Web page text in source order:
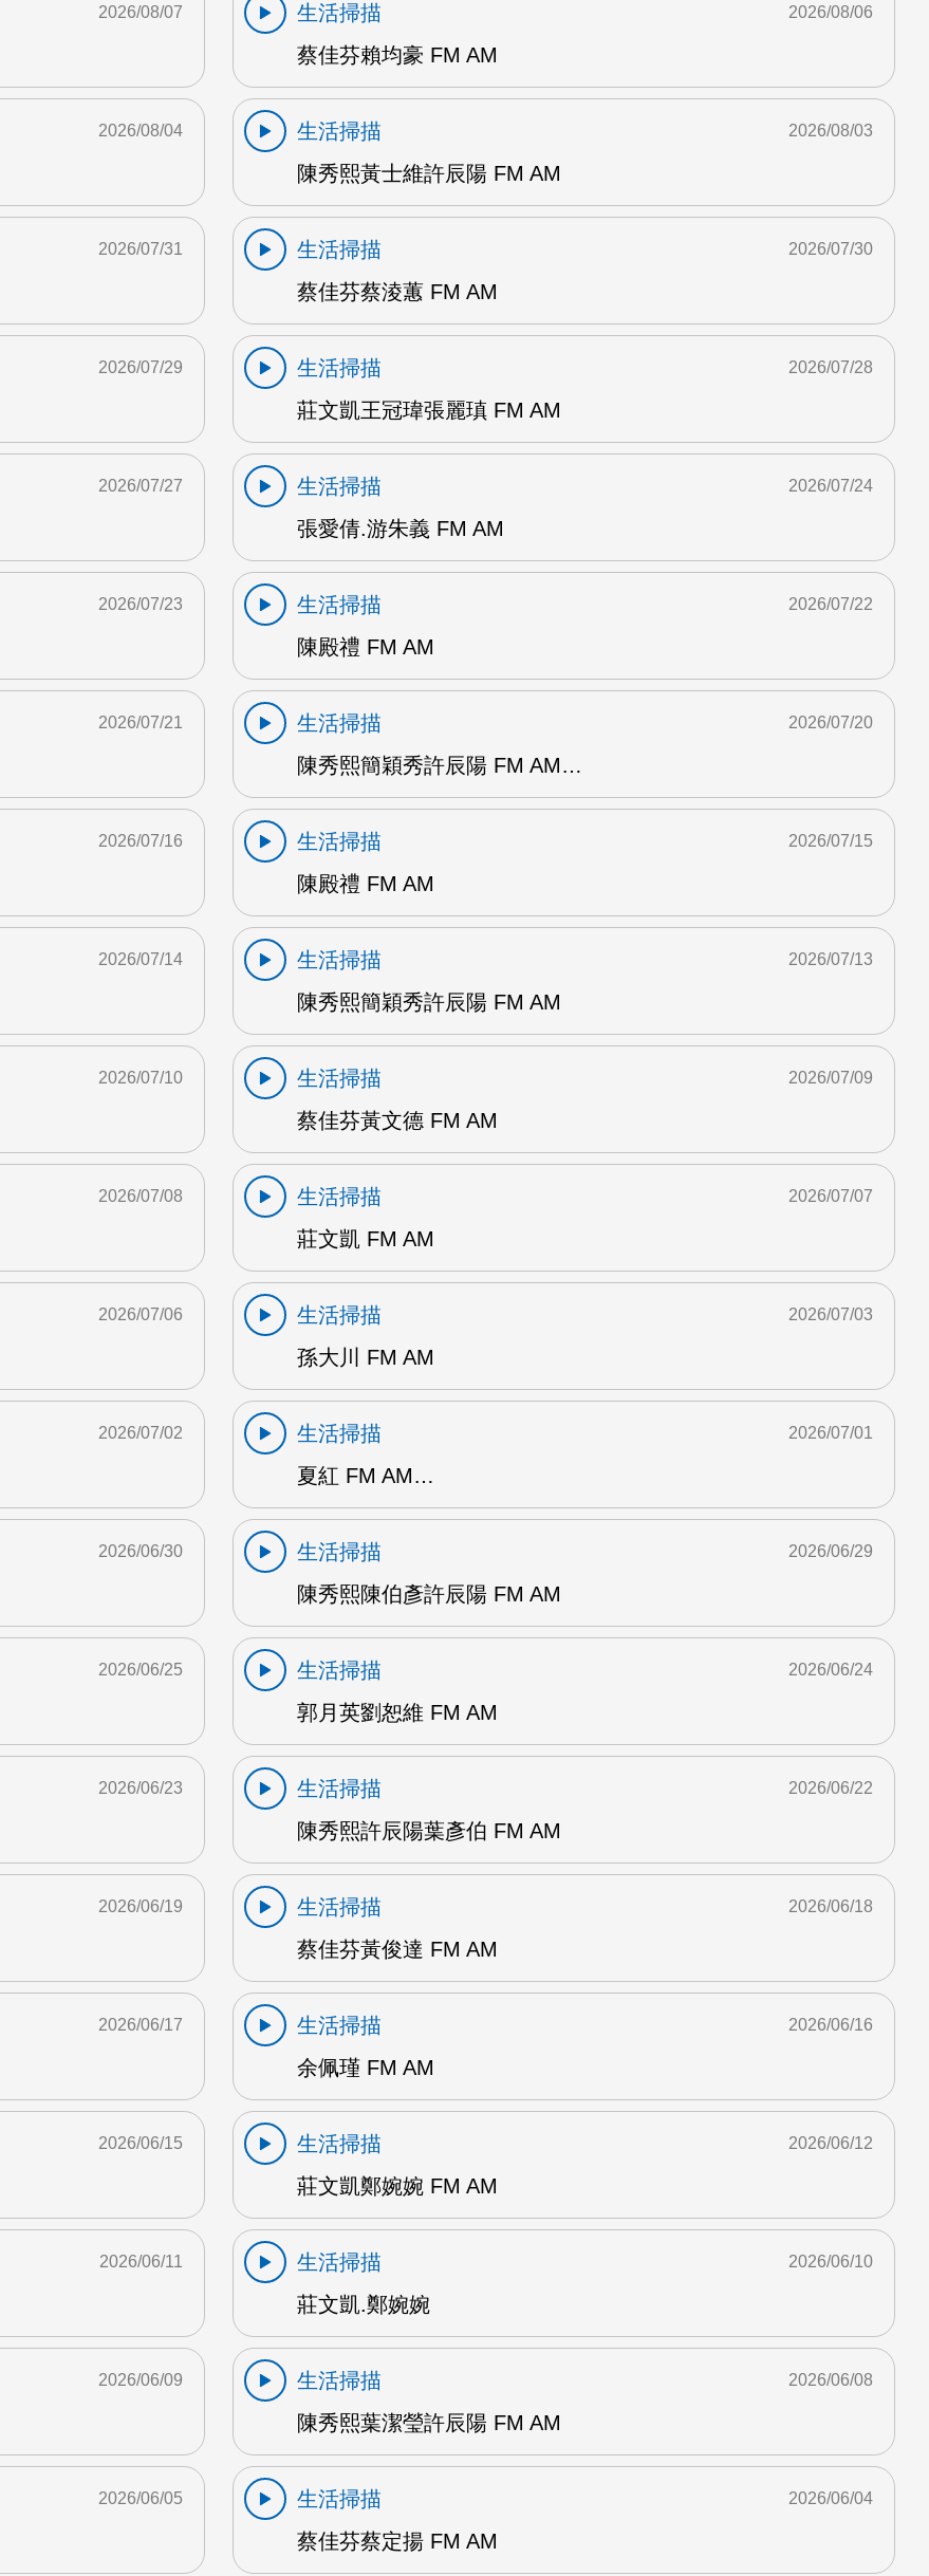
2026/08/07
生活掃描
蔡佳芬賴均豪 FM AM
2026/08/06
2026/08/04
生活掃描
陳秀熙黃士維許辰陽 FM AM
2026/08/03
2026/07/31
生活掃描
蔡佳芬蔡淩蕙 FM AM
2026/07/30
2026/07/29
生活掃描
莊文凱王冠瑋張麗瑱 FM AM
2026/07/28
2026/07/27
生活掃描
張愛倩.游朱義 FM AM
2026/07/24
2026/07/23
生活掃描
陳殿禮 FM AM
2026/07/22
2026/07/21
生活掃描
陳秀熙簡穎秀許辰陽 FM AM…
2026/07/20
2026/07/16
生活掃描
陳殿禮 FM AM
2026/07/15
2026/07/14
生活掃描
陳秀熙簡穎秀許辰陽 FM AM
2026/07/13
2026/07/10
生活掃描
蔡佳芬黃文德 FM AM
2026/07/09
2026/07/08
生活掃描
莊文凱 FM AM
2026/07/07
2026/07/06
生活掃描
孫大川 FM AM
2026/07/03
2026/07/02
生活掃描
夏紅 FM AM…
2026/07/01
2026/06/30
生活掃描
陳秀熙陳伯彥許辰陽 FM AM
2026/06/29
2026/06/25
生活掃描
郭月英劉恕維 FM AM
2026/06/24
2026/06/23
生活掃描
陳秀熙許辰陽葉彥伯 FM AM
2026/06/22
2026/06/19
生活掃描
蔡佳芬黃俊達 FM AM
2026/06/18
2026/06/17
生活掃描
余佩瑾 FM AM
2026/06/16
2026/06/15
生活掃描
莊文凱鄭婉婉 FM AM
2026/06/12
2026/06/11
生活掃描
莊文凱.鄭婉婉
2026/06/10
2026/06/09
生活掃描
陳秀熙葉潔瑩許辰陽 FM AM
2026/06/08
2026/06/05
生活掃描
蔡佳芬蔡定揚 FM AM
2026/06/04